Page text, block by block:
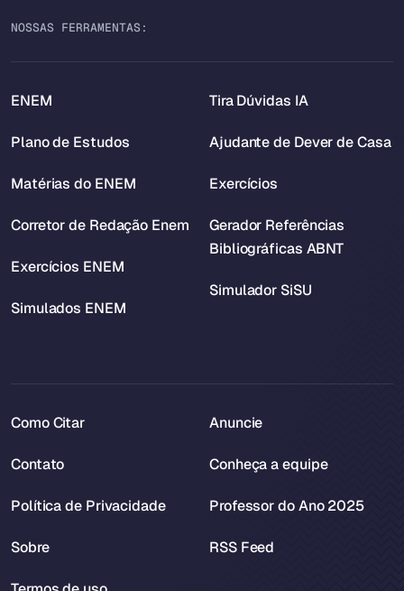
NOSSAS FERRAMENTAS:
ENEM
Plano de Estudos
Matérias do ENEM
Corretor de Redação Enem
Exercícios ENEM
Simulados ENEM
Tira Dúvidas IA
Ajudante de Dever de Casa
Exercícios
Gerador Referências
Bibliográficas ABNT
Simulador SiSU
Como Citar
Contato
Política de Privacidade
Sobre
Anuncie
Conheça a equipe
Professor do Ano 2025
RSS Feed